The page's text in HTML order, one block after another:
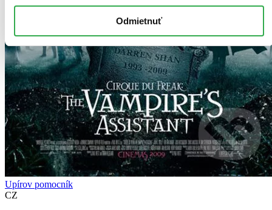
Odmietnuť
Upírov pomocník
CZ